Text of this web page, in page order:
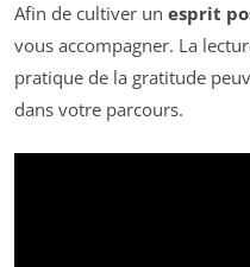
Afin de cultiver un esprit
vous accompagner. La
pratique de la gratitude
dans votre parcours.